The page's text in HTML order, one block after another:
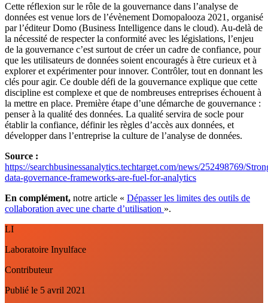
Cette réflexion sur le rôle de la gouvernance dans l’analyse de
données est venue lors de l’évènement Domopalooza 2021, organisé
par l’éditeur Domo (Business Intelligence dans le cloud). Au-delà de
la nécessité de respecter la conformité avec les législations, l’enjeu
de la gouvernance c’est surtout de créer un cadre de confiance, pour
que les utilisateurs de données soient encouragés à être curieux et à
explorer et expérimenter pour innover. Contrôler, tout en donnant les
clés pour agir. Ce double défi de la gouvernance explique que cette
discipline est complexe et que de nombreuses entreprises échouent à
la mettre en place. Première étape d’une démarche de gouvernance :
penser à la qualité des données. La qualité servira de socle pour
établir la confiance, définir les règles d’accès aux données, et
développer dans l’entreprise la culture de l’analyse de données.
Source :
https://searchbusinessanalytics.techtarget.com/news/252498769/
data-governance-frameworks-are-fuel-for-analytics
En complément, notre article « Dépasser les limites des outils de
collaboration avec une charte d’utilisation ».
LI
Laboratoire Inyulface
Contributeur
Publié le 5 avril 2021